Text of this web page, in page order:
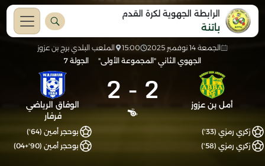
الرابطة الجهوية لكرة القدم
باتنة
الجمعة 14 نوفمبر 2025 15:00
الملعب البلدي برج بن عزوز
الجهوي الثاني "المجموعة الأولى"
الجولة 7
أمل بن عزوز 2
-
2
الوفاق الرياضي
فرفار
زكري رمزي (33')
زكري رمزي (58')
بوحجر أمين (64')
بوحجر أمين (90'+04)